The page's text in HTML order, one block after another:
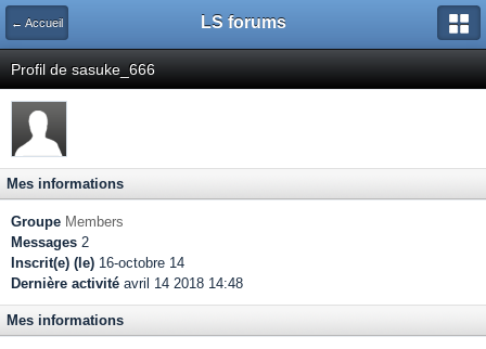
← Accueil LS forums
Profil de sasuke_666
Mes informations
Groupe Members
Messages 2
Inscrit(e) (le) 16-octobre 14
Dernière activité avril 14 2018 14:48
Mes informations